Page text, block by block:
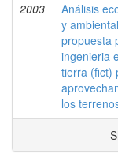
2003
Análisis
y
propuesta
ingenieria
tierra (fict)
los